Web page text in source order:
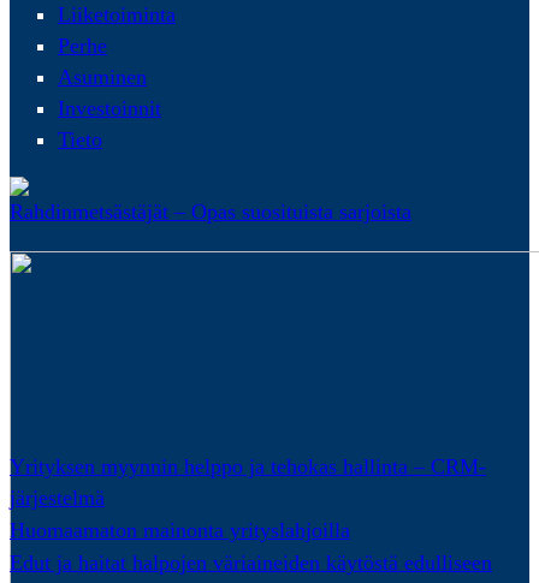
Liiketoiminta
Perhe
Asuminen
Investoinnit
Tieto
Rahdinmetsästäjät – Opas suosituista sarjoista
Yrityksen myynnin helppo ja tehokas hallinta – CRM-
järjestelmä
Huomaamaton mainonta yrityslahjoilla
Edut ja haitat halpojen väriaineiden käytöstä edulliseen